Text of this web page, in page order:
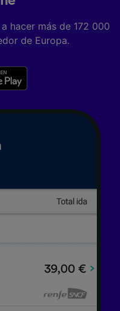
hacer más de 172 000
de Europa.